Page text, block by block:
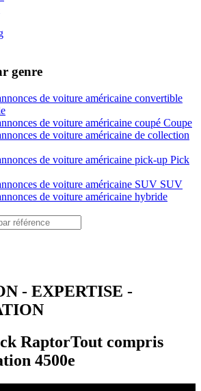
genre
Coupe
Pick
SUV
- EXPERTISE -
RaptorTout compris
4500e